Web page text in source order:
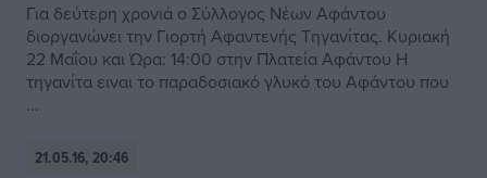
Για δεύτερη χρονιά ο Σύλλογος Νέων Αφάντου
διοργανώνει την Γιορτή Αφαντενής Τηγανίτας. Κυριακή
22 Μαΐου και Ώρα: 14:00 στην Πλατεία Αφάντου Η
τηγανίτα ειναι το παραδοσιακό γλυκό του Αφάντου που
...
21.05.16, 20:46